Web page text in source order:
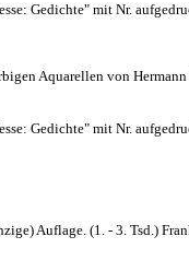
Gedichte" mit Nr.
Aquarellen von
Gedichte" mit Nr.
Auflage. (1. - 3. Tsd.)